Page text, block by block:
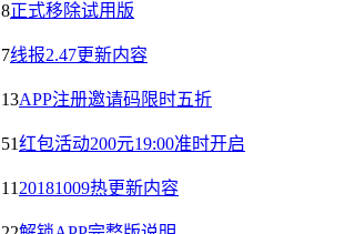
8正式移除试用版
7线报2.47更新内容
13APP注册邀请码限时五折
51红包活动200元19:00准时开启
11 20181009热更新内容